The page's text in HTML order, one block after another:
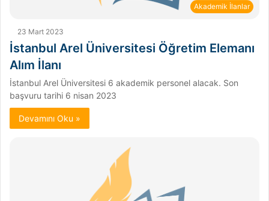
Akademik İlanlar
23 Mart 2023
İstanbul Arel Üniversitesi Öğretim Elemanı
Alım İlanı
İstanbul Arel Üniversitesi 6 akademik personel alacak. Son
başvuru tarihi 6 nisan 2023
Devamını Oku »